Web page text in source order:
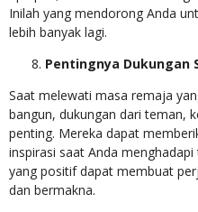
Inilah yang mendorong Anda
lebih banyak lagi.
Pentingnya Dukungan
Saat melewati masa remaja
bangun, dukungan dari teman,
penting. Mereka dapat
inspirasi saat Anda
yang positif dapat membuat
dan bermakna.